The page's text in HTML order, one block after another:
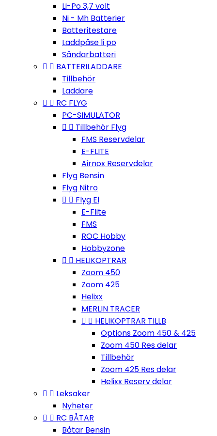
Li-Po 3,7 volt
Ni - Mh Batterier
Batteritestare
Laddpåse li po
Sändarbatteri
  BATTERILADDARE
Tillbehör
Laddare
  RC FLYG
PC-SIMULATOR
  Tillbehör Flyg
FMS Reservdelar
E-FLITE
Airnox Reservdelar
Flyg Bensin
Flyg Nitro
  Flyg El
E-Flite
FMS
ROC Hobby
Hobbyzone
  HELIKOPTRAR
Zoom 450
Zoom 425
Helixx
MERLIN TRACER
  HELIKOPTRAR TILLB
Options Zoom 450 & 425
Zoom 450 Res delar
Tillbehör
Zoom 425 Res delar
Helixx Reserv delar
  Leksaker
Nyheter
  RC BÅTAR
Båtar Bensin